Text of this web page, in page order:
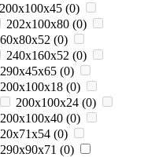
200x100x45 (0)
202x100x80 (0)
(0)
240x160x52 (0)
290х45х65 (0)
200x100x18 (0)
200x100x24 (0)
200х100х40 (0)
(0)
290x90x71 (0)